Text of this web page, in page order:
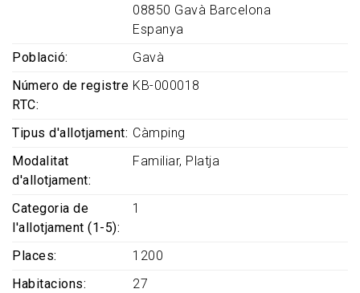
08850 Gavà Barcelona
Espanya
Població
Gavà
Número de registre
RTC
KB-000018
Tipus d'allotjament Càmping
Modalitat
d'allotjament
Familiar Platja
Categoria de
l'allotjament (1-5)
1
Places
1200
Habitacions
27